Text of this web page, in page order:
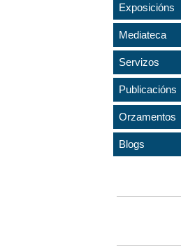
Exposicións
Mediateca
Servizos
Publicacións
Orzamentos
Blogs